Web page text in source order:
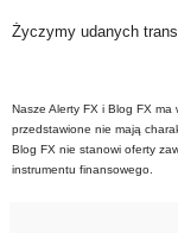
Życzymy udanych
Nasze Alerty FX i Blog FX ma
przedstawione nie mają
Blog FX nie stanowi oferty
instrumentu finansowego.